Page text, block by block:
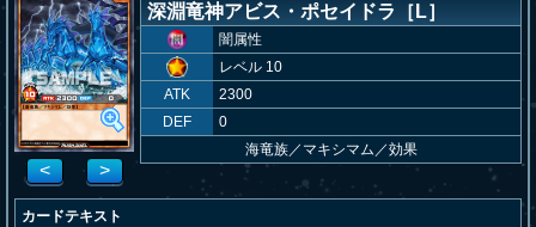
< >
深淵竜神アビス・ポセイドラ［L］
闇属性
レベル 10
ATK
2300
DEF
0
海竜族／ マキシマム／効果
カードテキスト